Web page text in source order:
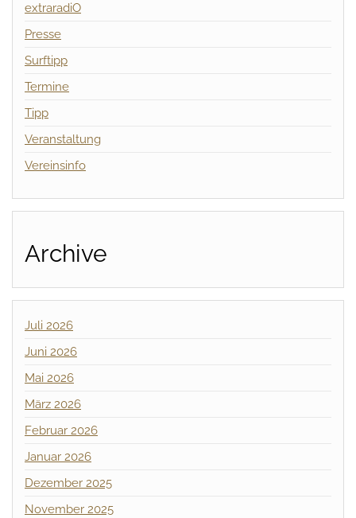
extraradiO
Presse
Surftipp
Termine
Tipp
Veranstaltung
Vereinsinfo
Archive
Juli 2026
Juni 2026
Mai 2026
März 2026
Februar 2026
Januar 2026
Dezember 2025
November 2025